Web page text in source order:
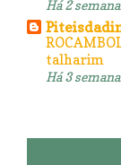
Há 2
talharim
Há 3